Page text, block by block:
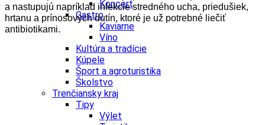
Koncert
Gastro
Kaviarne
Víno
Kultúra a tradície
Kúpele
Šport a agroturistika
Školstvo
Trenčiansky kraj
Tipy
Výlet
a nastupujú napríklad infekcie stredného ucha, priedušiek,
hrtanu a prínosových dutín, ktoré je už potrebné liečiť
antibiotikami.